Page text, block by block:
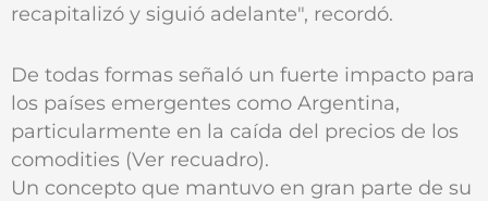
recapitalizó y siguió adelante", recordó.
De todas formas señaló un fuerte impacto para
los países emergentes como Argentina,
particularmente en la caída del precios de los
comodities (Ver recuadro).
Un concepto que mantuvo en gran parte de su